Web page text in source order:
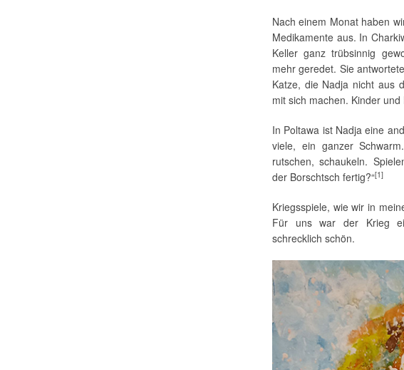
Nach einem Monat haben
Medikamente aus. In
Keller ganz trübsinnig
mehr geredet. Sie
Katze, die Nadja nicht aus
mit sich machen. Kinder
In Poltawa ist Nadja eine
viele, ein ganzer
rutschen, schaukeln.
der Borschtsch fertig?“[1]
Kriegsspiele, wie wir in
Für uns war der Krieg
schrecklich schön.